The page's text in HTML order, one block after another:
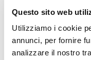
Questo sito web
Utilizziamo i cookie
annunci, per fornire
analizzare il nostro
solisti mostra
l’istruzione musicale
Settecento.